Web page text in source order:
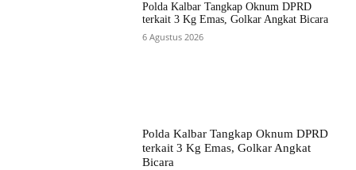
Polda Kalbar Tangkap Oknum DPRD
terkait 3 Kg Emas, Golkar Angkat Bicara
6 Agustus 2026
Polda Kalbar Tangkap Oknum DPRD
terkait 3 Kg Emas, Golkar Angkat
Bicara